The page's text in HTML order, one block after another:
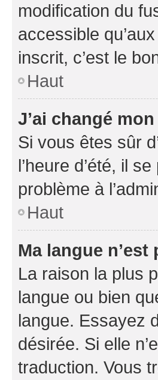
modification du
accessible
inscrit, c’est le
Haut
J’ai changé
Si vous êtes sûr
l’heure d’été, il
problème à
Haut
Ma langue
La raison la plus
langue ou bien
langue. Essayez
désirée. Si elle
traduction. Vous